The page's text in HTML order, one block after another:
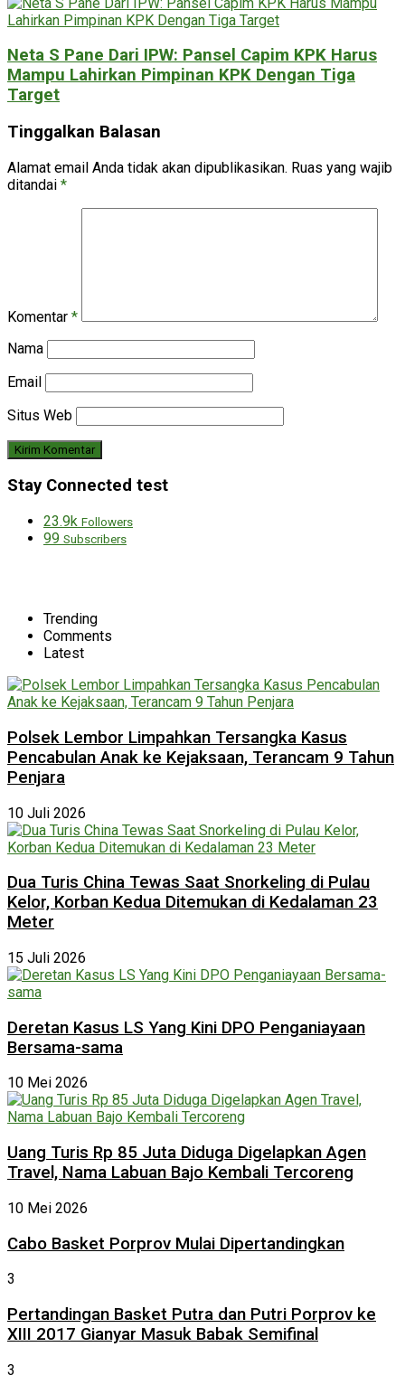
Neta S Pane Dari IPW: Pansel Capim KPK Harus
Mampu Lahirkan Pimpinan KPK Dengan Tiga
Target
Tinggalkan Balasan
Alamat email Anda tidak akan dipublikasikan. Ruas yang wajib
ditandai *
Komentar *
Nama
Email
Situs Web
Stay Connected test
23.9k Followers
99 Subscribers
Trending
Comments
Latest
Polsek Lembor Limpahkan Tersangka Kasus
Pencabulan Anak ke Kejaksaan, Terancam 9 Tahun
Penjara
10 Juli 2026
Dua Turis China Tewas Saat Snorkeling di Pulau
Kelor, Korban Kedua Ditemukan di Kedalaman 23
Meter
15 Juli 2026
Deretan Kasus LS Yang Kini DPO Penganiayaan
Bersama-sama
10 Mei 2026
Uang Turis Rp 85 Juta Diduga Digelapkan Agen
Travel, Nama Labuan Bajo Kembali Tercoreng
10 Mei 2026
Cabo Basket Porprov Mulai Dipertandingkan
3
Pertandingan Basket Putra dan Putri Porprov ke
XIII 2017 Gianyar Masuk Babak Semifinal
3